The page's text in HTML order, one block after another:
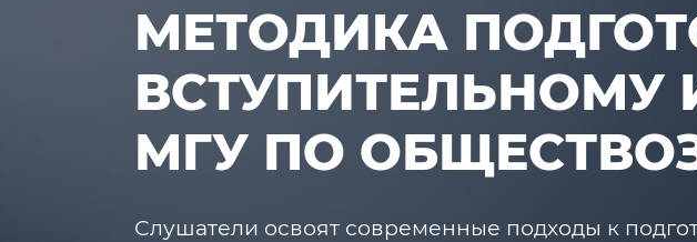
МЕТОДИКА
МГУ ПО
Слушатели освоят современные подходы к